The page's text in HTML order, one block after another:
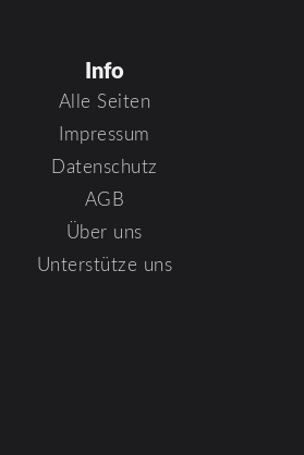
Info
Alle Seiten
Impressum
Datenschutz
AGB
Über uns
Unterstütze uns